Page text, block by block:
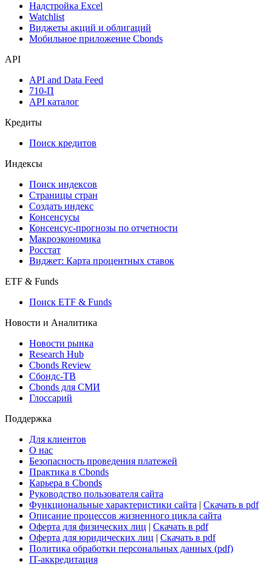
Календарь инвестора
Инструментарий
Мобильное приложение Cbonds
API
API and Data Feed
API каталог
Кредиты
Поиск кредитов
Индексы
Поиск индексов
Страницы стран
Создать индекс
Консенсусы
Макроэкономика
Виджет: Карта процентных ставок
ETF & Funds
Поиск ETF & Funds
Новости и Аналитика
Новости рынка
Research Hub
Сбондс-ТВ
Глоссарий
Поддержка
Для клиентов
О нас
Безопасность проведения платежей
Практика в Cbonds
Карьера в Cbonds
Руководство пользователя сайта
Функциональные характеристики сайта|Скачать в pdf
Описание процессов жизненного цикла сайта